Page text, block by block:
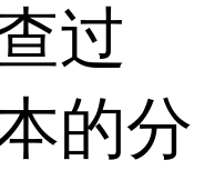
过
的分